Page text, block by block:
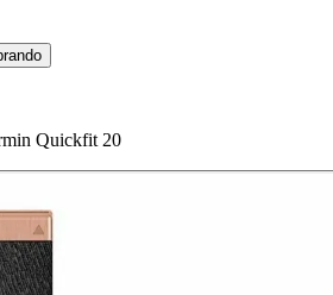
Quickfit 20